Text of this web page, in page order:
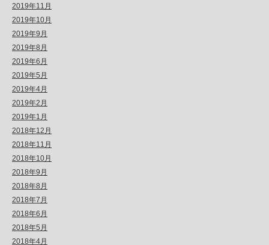
2019年11月
2019年10月
2019年9月
2019年8月
2019年6月
2019年5月
2019年4月
2019年2月
2019年1月
2018年12月
2018年11月
2018年10月
2018年9月
2018年8月
2018年7月
2018年6月
2018年5月
2018年4月